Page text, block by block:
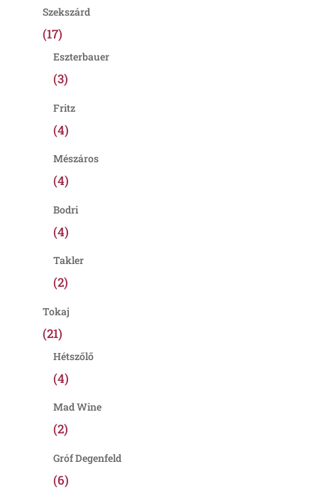
Szekszárd
(17)
Eszterbauer
(3)
Fritz
(4)
Mészáros
(4)
Bodri
(4)
Takler
(2)
Tokaj
(21)
Hétszőlő
(4)
Mad Wine
(2)
Gróf Degenfeld
(6)